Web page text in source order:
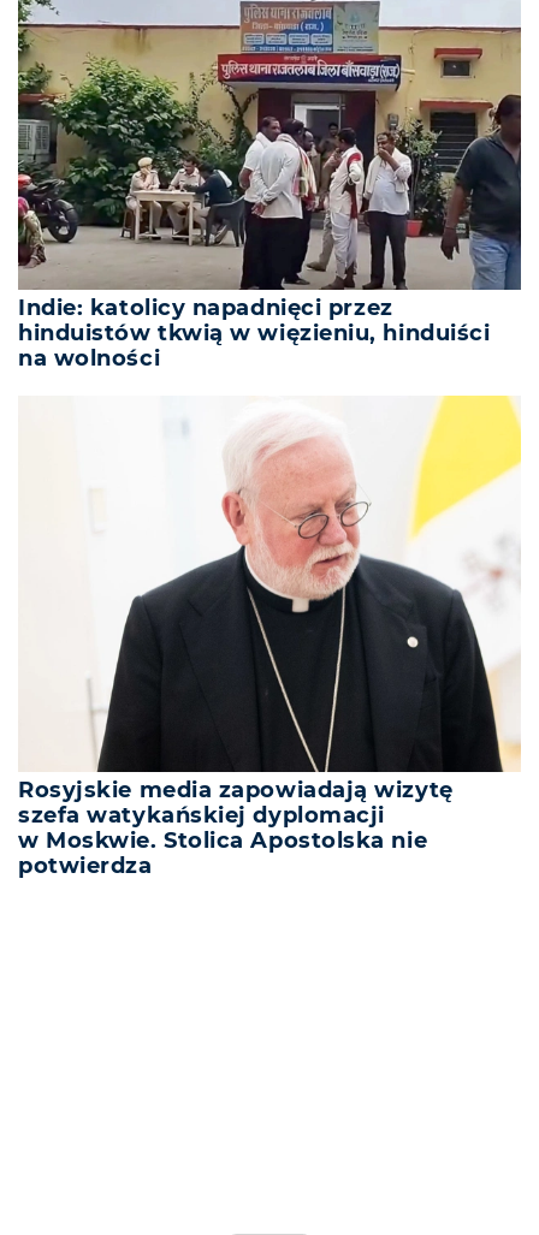
Indie: katolicy napadnięci przez
hinduistów tkwią w więzieniu, hinduiści
na wolności
Rosyjskie media zapowiadają wizytę
szefa watykańskiej dyplomacji
w Moskwie. Stolica Apostolska nie
potwierdza